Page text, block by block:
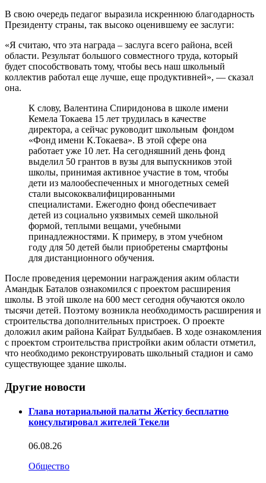
В свою очередь педагог выразила искреннюю благодарность
Президенту страны, так высоко оценившему ее заслуги:
«Я считаю, что эта награда – заслуга всего района, всей
области. Результат большого совместного труда, который
будет способствовать тому, чтобы весь наш школьный
коллектив работал еще лучше, еще продуктивней», — сказал
она.
К слову, Валентина Спиридонова в школе имени
Кемела Токаева 15 лет трудилась в качестве
директора, а сейчас руководит школьным фондом
«Фонд имени К.Токаева». В этой сфере она
работает уже 10 лет. На сегодняшний день фонд
выделил 50 грантов в вузы для выпускников этой
школы, принимая активное участие в том, чтобы
дети из малообеспеченных и многодетных семей
стали высококвалифицированными
специалистами. Ежегодно фонд обеспечивает
детей из социально уязвимых семей школьной
формой, теплыми вещами, учебными
принадлежностями. К примеру, в этом учебном
году для 50 детей были приобретены смартфоны
для дистанционного обучения.
После проведения церемонии награждения аким области
Амандык Баталов ознакомился с проектом расширения
школы. В этой школе на 600 мест сегодня обучаются около
тысячи детей. Поэтому возникла необходимость расширения и
строительства дополнительных пристроек. О проекте
доложил аким района Кайрат Булдыбаев. В ходе ознакомления
с проектом строительства пристройки аким области отметил,
что необходимо реконструировать школьный стадион и само
существующее здание школы.
Другие новости
Глава нотариальной палаты Жетісу бесплатно
консультировал жителей Текели
06.08.26
Общество